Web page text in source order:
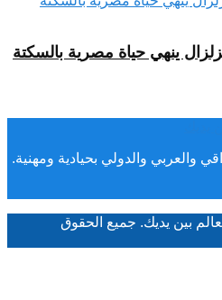
ينهي حياة مصرية بالسكتة
والعربي والدولي بحيادية ومهنية.
بين يديك. جميع الحقوق